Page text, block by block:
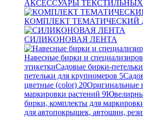
АКСЕССУАРЫ
КОМПЛЕКТ ТЕМАТИЧЕСКИЙ
СИЛИКОНОВАЯ ЛЕНТА
Навесные бирки и
этикеткиСадовые бирки-петельки
петельки для крупномеров 5
цветные (color) 20Оригинальные
маркировки растений 9
бирки, комплекты для
для автопокрышек, автошин,